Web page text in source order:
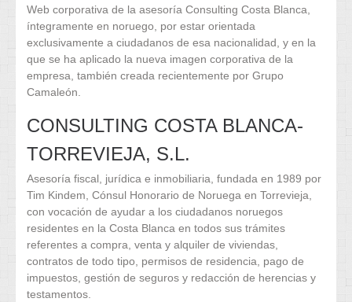
Web corporativa de la asesoría Consulting Costa Blanca,
íntegramente en noruego, por estar orientada
exclusivamente a ciudadanos de esa nacionalidad, y en la
que se ha aplicado la nueva imagen corporativa de la
empresa, también creada recientemente por Grupo
Camaleón.
CONSULTING COSTA BLANCA-
TORREVIEJA, S.L.
Asesoría fiscal, jurídica e inmobiliaria, fundada en 1989 por
Tim Kindem, Cónsul Honorario de Noruega en Torrevieja,
con vocación de ayudar a los ciudadanos noruegos
residentes en la Costa Blanca en todos sus trámites
referentes a compra, venta y alquiler de viviendas,
contratos de todo tipo, permisos de residencia, pago de
impuestos, gestión de seguros y redacción de herencias y
testamentos.